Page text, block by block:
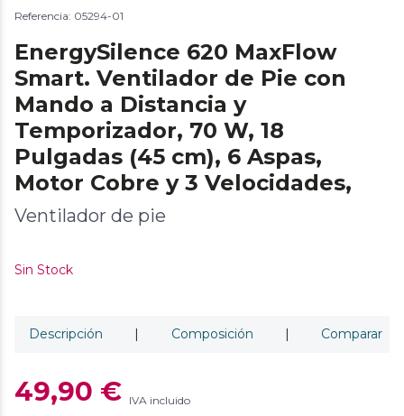
Referencia: 05294-01
EnergySilence 620 MaxFlow
Smart. Ventilador de Pie con
Mando a Distancia y
Temporizador, 70 W, 18
Pulgadas (45 cm), 6 Aspas,
Motor Cobre y 3 Velocidades,
Ventilador de pie
Sin Stock
Descripción | Composición | Comparar
49,90 € IVA incluido